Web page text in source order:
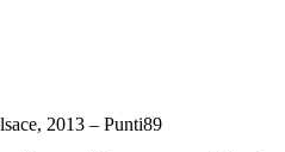
2013 – Punti89